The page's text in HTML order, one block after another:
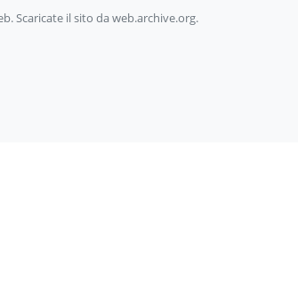
Scaricate il sito da web.archive.org.